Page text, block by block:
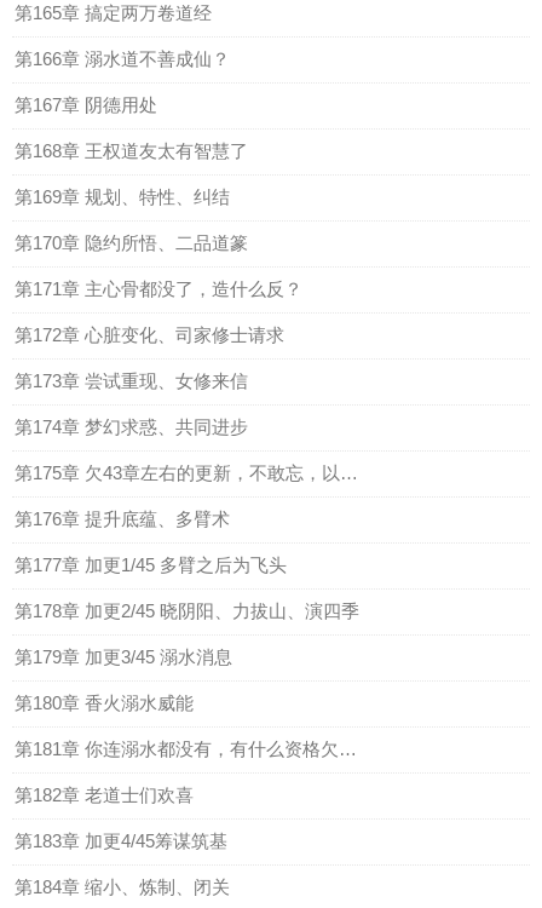
第165章 搞定两万卷道经
第166章 溺水道不善成仙？
第167章 阴德用处
第168章 王权道友太有智慧了
第169章 规划、特性、纠结
第170章 隐约所悟、二品道篆
第171章 主心骨都没了，造什么反？
第172章 心脏变化、司家修士请求
第173章 尝试重现、女修来信
第174章 梦幻求惑、共同进步
第175章 欠43章左右的更新，不敢忘，以后补
第176章 提升底蕴、多臂术
第177章 加更1/45 多臂之后为飞头
第178章 加更2/45 晓阴阳、力拔山、演四季
第179章 加更3/45 溺水消息
第180章 香火溺水威能
第181章 你连溺水都没有，有什么资格欠人情？
第182章 老道士们欢喜
第183章 加更4/45筹谋筑基
第184章 缩小、炼制、闭关